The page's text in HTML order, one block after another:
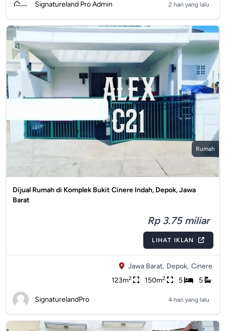
Signatureland Pro Admin 2 hari yang lalu
Rumah
Dijual Rumah di Komplek Bukit Cinere Indah, Depok, Jawa
Barat
Rp 3.75 miliar
LIHAT IKLAN
Jawa Barat, Depok, Cinere
123m2 150m2 5 5
SignaturelandPro 4 hari yang lalu